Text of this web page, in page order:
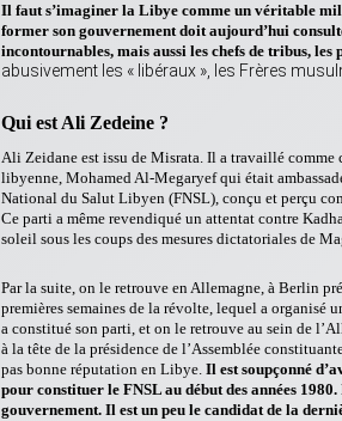
Il faut s’imaginer la Libye comme un véritable
former son gouvernement doit aujourd’hui
incontournables, mais aussi les chefs de tribus,
abusivement les « libéraux », les Frères
Qui est Ali Zedeine ?
Ali Zeidane est issu de Misrata. Il a travaillé comme
libyenne, Mohamed Al-Megaryef qui était
National du Salut Libyen (FNSL), conçu et perçu
Ce parti a même revendiqué un attentat contre
soleil sous les coups des mesures dictatoriales de
Par la suite, on le retrouve en Allemagne, à Berlin
premières semaines de la révolte, lequel a
a constitué son parti, et on le retrouve au sein de
à la tête de la présidence de l’Assemblée
pas bonne réputation en Libye. Il est soupçonné
pour constituer le FNSL au début des années
gouvernement. Il est un peu le candidat de la